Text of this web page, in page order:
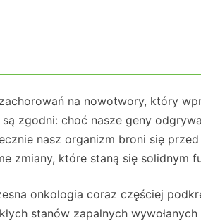
na nowotwory, który
są zgodni: choć nasze geny
nasz organizm broni się
zmiany, które staną się solidnym
onkologia coraz częściej
stanów zapalnych